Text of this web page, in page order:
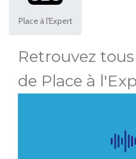
Place à l'Expert
Retrouvez
de Place à